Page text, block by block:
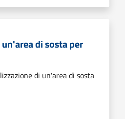
di sosta per
di un'area di sosta